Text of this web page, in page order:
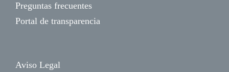
Preguntas frecuentes
Portal de transparencia
Aviso Legal